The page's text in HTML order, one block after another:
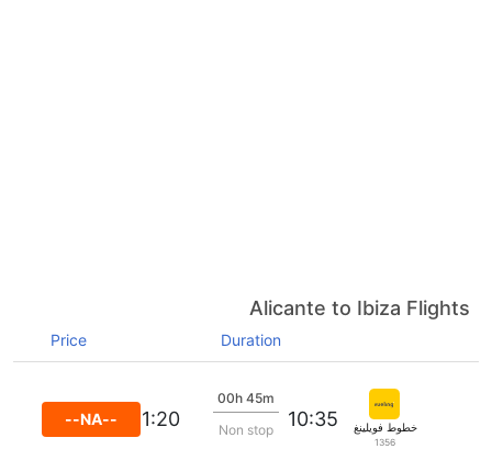
Alicante to Ibiza Flights
Duration
Price
خطوط فويلينغ الجوية
1356
10:35
00h 45m
Non stop
11:20
--NA--